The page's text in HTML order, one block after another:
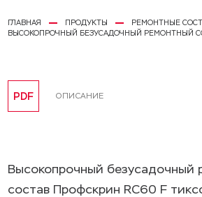
ГЛАВНАЯ ПРОДУКТЫ
РЕМОНТНЫЕ
ВЫСОКОПРОЧНЫЙ БЕЗУСАДОЧНЫЙ РЕМОНТНЫЙ
PDF ОПИСАНИЕ
Высокопрочный безусадочный
состав Профскрин RC60 F